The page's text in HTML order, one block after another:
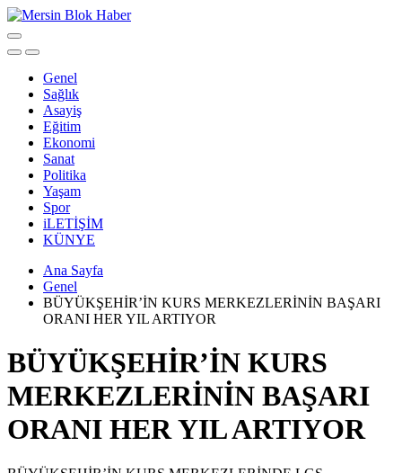
Genel
Sağlık
Asayiş
Eğitim
Ekonomi
Sanat
Politika
Yaşam
Spor
iLETİŞİM
KÜNYE
Ana Sayfa
Genel
BÜYÜKŞEHİR’İN KURS MERKEZLERİNİN BAŞARI
ORANI HER YIL ARTIYOR
BÜYÜKŞEHİR’İN KURS
MERKEZLERİNİN BAŞARI
ORANI HER YIL ARTIYOR